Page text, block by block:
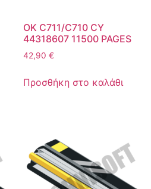
OK C711/C710 CY
44318607 11500 PAGES
42,90 €
Προσθήκη στο καλάθι